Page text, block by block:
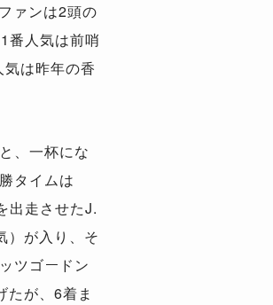
ァンは2頭の
番人気は前哨
は昨年の香
、一杯にな
タイムは
出走させたJ.
）が入り、そ
ツゴードン
が、6着ま